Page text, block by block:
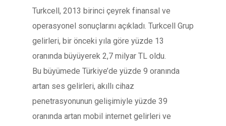
Turkcell, 2013 birinci çeyrek finansal ve
operasyonel sonuçlarını açıkladı. Turkcell Grup
gelirleri, bir önceki yıla göre yüzde 13
oranında büyüyerek 2,7 milyar TL oldu.
Bu büyümede Türkiye’de yüzde 9 oranında
artan ses gelirleri, akıllı cihaz
penetrasyonunun gelişimiyle yüzde 39
oranında artan mobil internet gelirleri ve